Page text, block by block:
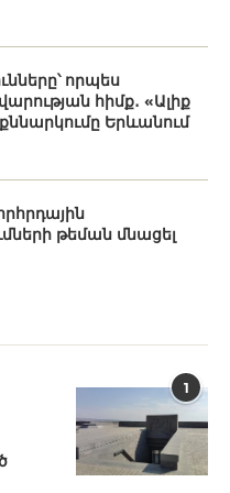
որպես
հիմք․ «Ալիք
Երևանում
թեման մնացել
1